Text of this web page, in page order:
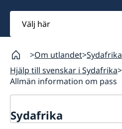
Välj
här
Om utlandet Sydafrika
Hjälp till svenskar i Sydafrika
Allmän information om pass
Sydafrika